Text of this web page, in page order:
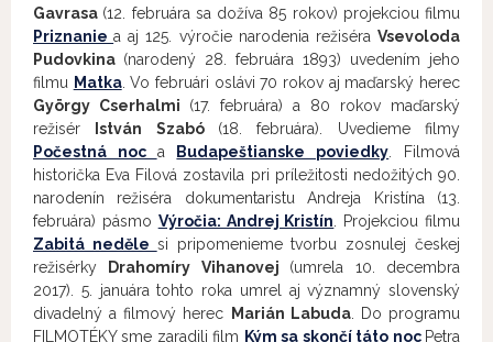
Gavrasa (12. februára sa dožíva 85 rokov) projekciou filmu
Priznaniea aj 125. výročie narodenia režiséraVsevoloda
Pudovkina (narodený 28. februára 1893) uvedením jeho
filmu Matka. Vo februári oslávi 70 rokov aj maďarský herec
György Cserhalmi (17. februára) a 80 rokov maďarský
režisér
István Szabó (18. februára). Uvedieme filmy
Počestná noc a Budapeštianske poviedky . Filmová
historička Eva Filová zostavila pri príležitosti nedožitých 90.
narodenín režiséra dokumentaristu Andreja Kristína (13.
februára) pásmo Výročia: Andrej Kristín . Projekciou filmu
Zabitá neděle si pripomenieme tvorbu zosnulej českej
režisérky
Drahomíry Vihanovej (umrela 10. decembra
2017). 5. januára tohto roka umrel aj významný slovenský
divadelný a filmový herec
Marián Labuda. Do programu
FILMOTÉKY sme zaradili film Kým sa skončí táto noc Petra